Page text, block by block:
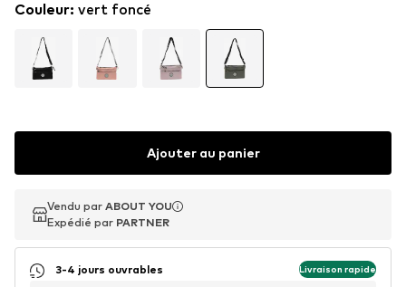
Couleur: vert foncé
Ajouter au panier
Vendu par ABOUT YOU
Expédié par PARTNER
Vendu par ABOUT YOU
Expédié par PARTNER
3-4 jours ouvrables Livraison rapide